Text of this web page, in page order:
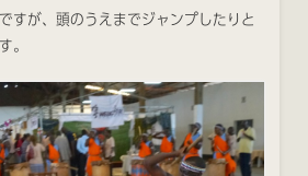
すが、頭のうえまでジャンプしたりと
。